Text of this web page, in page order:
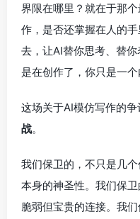
界限在哪里？就在于那个
作，是否还掌握在人的
去，让AI替你思考、替
是在创作了，你只是一个
这场关于AI模仿写作的
战。
我们保卫的，不只是几
本身的神圣性。我们保
脆弱但宝贵的连接。我